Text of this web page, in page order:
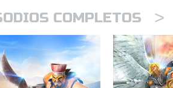
COMPLETOS >